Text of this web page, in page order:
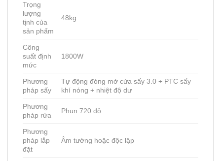
Trọng
lượng
tịnh của
sản phẩm
48kg
Công
suất định
mức
1800W
Phương
pháp sấy
Tự động đóng mở cửa sấy 3.0 + PTC sấy
khí nóng + nhiệt độ dư
Phương
pháp rửa
Phun 720 độ
Phương
pháp lắp
đặt
Âm tường hoặc độc lập